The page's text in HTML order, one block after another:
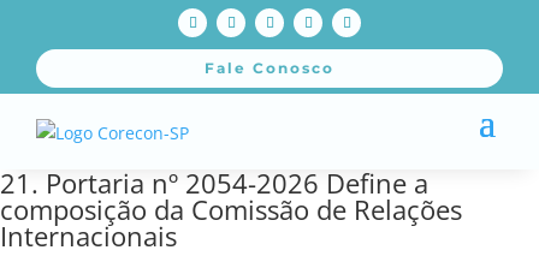
Fale Conosco
21. Portaria nº 2054-2026 Define a
composição da Comissão de Relações
Internacionais